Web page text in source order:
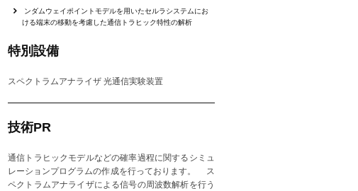
ンダムウェイポイントモデルを用いたセルラシステムにお
ける端末の移動を考慮した通信トラヒック特性の解析
特別設備
スペクトラムアナライザ 光通信実験装置
技術PR
通信トラヒックモデルなどの確率過程に関するシミュ
レーションプログラムの作成を行っております。 ス
ペクトラムアナライザによる信号の周波数解析を行う